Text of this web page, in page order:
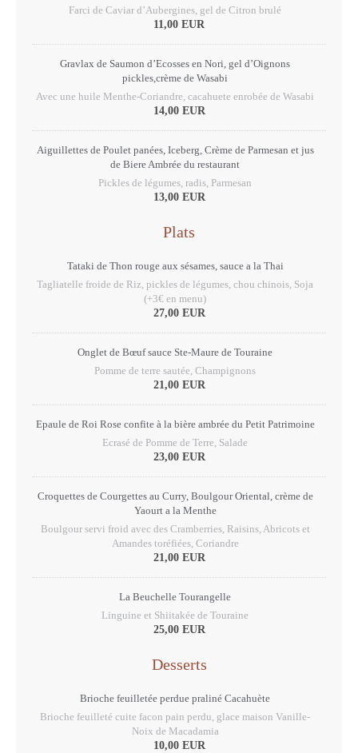
Farci de Caviar d’Aubergines, gel de Citron brulé
11,00 EUR
Gravlax de Saumon d’Ecosses en Nori, gel d’Oignons
pickles,crème de Wasabi
Avec une huile Menthe-Coriandre, cacahuete enrobée de Wasabi
14,00 EUR
Aiguillettes de Poulet panées, Iceberg, Crème de Parmesan et jus
de Biere Ambrée du restaurant
Pickles de légumes, radis, Parmesan
13,00 EUR
Plats
Tataki de Thon rouge aux sésames, sauce a la Thai
Tagliatelle froide de Riz, pickles de légumes, chou chinois, Soja
(+3€ en menu)
27,00 EUR
Onglet de Bœuf sauce Ste-Maure de Touraine
Pomme de terre sautée, Champignons
21,00 EUR
Epaule de Roi Rose confite à la bière ambrée du Petit Patrimoine
Ecrasé de Pomme de Terre, Salade
23,00 EUR
Croquettes de Courgettes au Curry, Boulgour Oriental, crème de
Yaourt a la Menthe
Boulgour servi froid avec des Cramberries, Raisins, Abricots et
Amandes toréfiées, Coriandre
21,00 EUR
La Beuchelle Tourangelle
Linguine et Shiitakée de Touraine
25,00 EUR
Desserts
Brioche feuilletée perdue praliné Cacahuète
Brioche feuilleté cuite facon pain perdu, glace maison Vanille-
Noix de Macadamia
10,00 EUR